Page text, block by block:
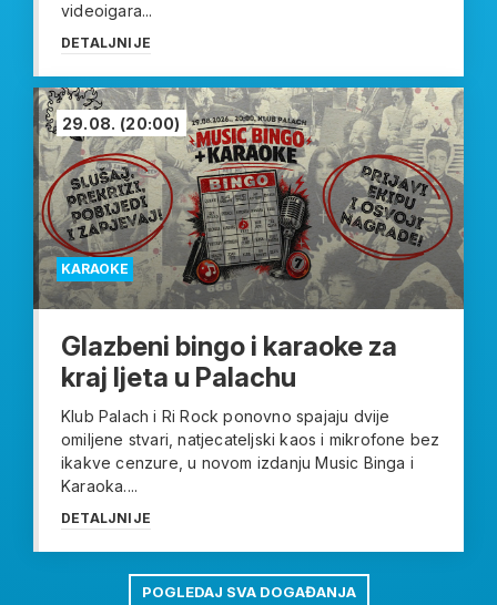
videoigara...
DETALJNIJE
KARAOKE
29.08. (20:00)
Glazbeni bingo i karaoke za
kraj ljeta u Palachu
Klub Palach i Ri Rock ponovno spajaju dvije
omiljene stvari, natjecateljski kaos i mikrofone bez
ikakve cenzure, u novom izdanju Music Binga i
Karaoka....
DETALJNIJE
POGLEDAJ SVA DOGAĐANJA